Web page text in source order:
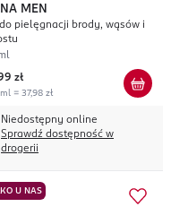
MEN
pielęgnacji brody, wąsów i
zł
= 37,98 zł
Niedostępny online
Sprawdź dostępność w
drogerii
U NAS